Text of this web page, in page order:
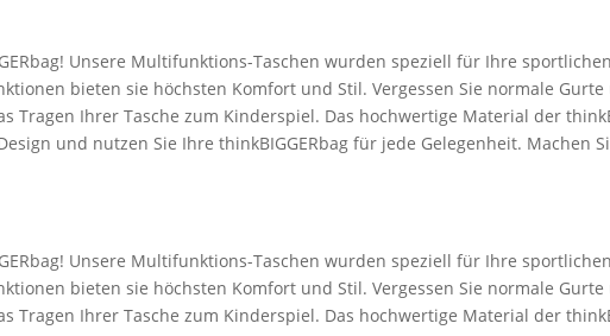
Unsere Multifunktions-Taschen wurden speziell für Ihre
bieten sie höchsten Komfort und Stil. Vergessen Sie normale
Tragen Ihrer Tasche zum Kinderspiel. Das hochwertige Material der
und nutzen Sie Ihre thinkBIGGERbag für jede Gelegenheit. Machen
Unsere Multifunktions-Taschen wurden speziell für Ihre
bieten sie höchsten Komfort und Stil. Vergessen Sie normale
Tragen Ihrer Tasche zum Kinderspiel. Das hochwertige Material der